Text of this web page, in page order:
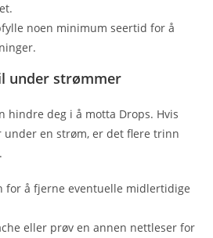
noen minimum seertid for å
under strømmer
hindre deg i å motta Drops. Hvis
en strøm, er det flere trinn
for å fjerne eventuelle midlertidige
eller prøv en annen nettleser for